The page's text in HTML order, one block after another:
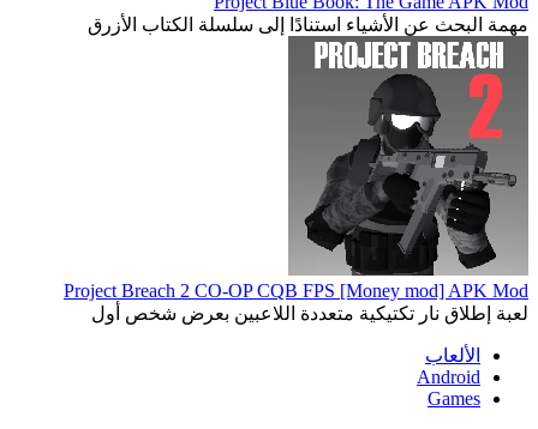
مهمة البحث عن الأشياء استنادًا إلى سلسلة الكتاب الأزرق
Project Breach 2 CO-OP CQB FPS [Money mod] APK Mod
لعبة إطلاق نار تكتيكية متعددة اللاعبين بعرض شخص أول
الألعاب
Android
Games